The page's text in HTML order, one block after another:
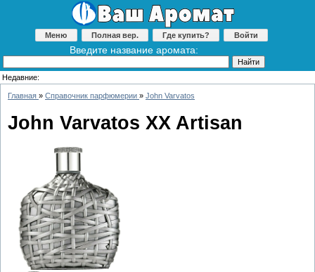
Меню Полная вер. Где купить? Войти
Введите название аромата:
Недавние:
Главная » Справочник парфюмерии » John Varvatos
John Varvatos XX Artisan